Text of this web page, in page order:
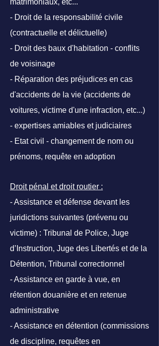
matrimoniaux, etc...
- Droit de la responsabilité civile
(contractuelle et délictuelle)
- Droit des baux d'habitation - conflits
de voisinage
- Réparation des préjudices en cas
d'accidents de la vie (accidents de
voitures, victime d'une infraction, etc...)
- expertises amiables et judiciaires
- Etat civil - changement de nom ou
prénoms, requête en adoption
Droit pénal et droit routier :
- Assistance et défense devant les
juridictions suivantes (prévenu ou
victime) : Tribunal de Police, Juge
d’Instruction, Juge des Libertés et de la
Détention, Tribunal correctionnel
- Assistance en garde à vue, en
rétention douanière et en retenue
administrative
- Assistance en détention (commissions
de discipline, requêtes en